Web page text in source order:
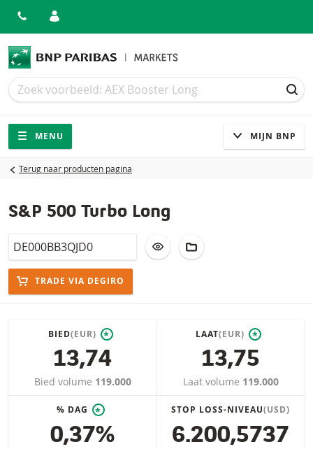
Zoek
Zoek
Navigatie
Site navigatie
MENU MIJN BNP
Terug naar producten pagina
S&P 500 Turbo Long
Isin VOEG TOE AAN WATCHLIST
TRADE VIA DEGIRO
BIED(EUR) *
13,74
Bied volume 119.000
LAAT(EUR) *
13,75
Laat volume 119.000
% DAG *
0,37%
STOP LOSS-NIVEAU(USD)
6.200,5737